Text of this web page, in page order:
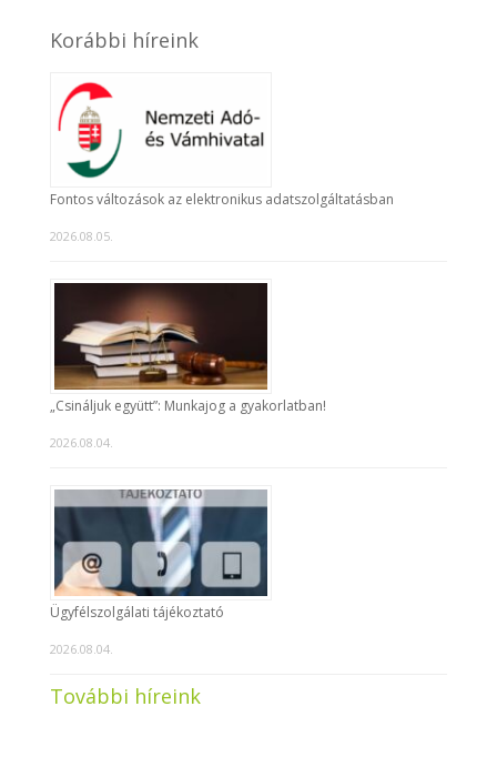
Korábbi híreink
Fontos változások az elektronikus adatszolgáltatásban
2026.08.05.
„Csináljuk együtt”: Munkajog a gyakorlatban!
2026.08.04.
Ügyfélszolgálati tájékoztató
2026.08.04.
További híreink